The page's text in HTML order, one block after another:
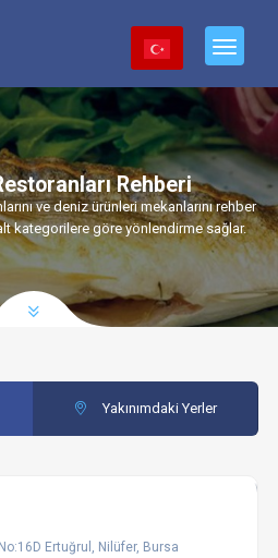
Rehberi
ve deniz ürünleri mekanlarını rehber
kategorilere göre yönlendirme sağlar.
Yakınımdaki Yerler
Ertuğrul, Nilüfer, Bursa